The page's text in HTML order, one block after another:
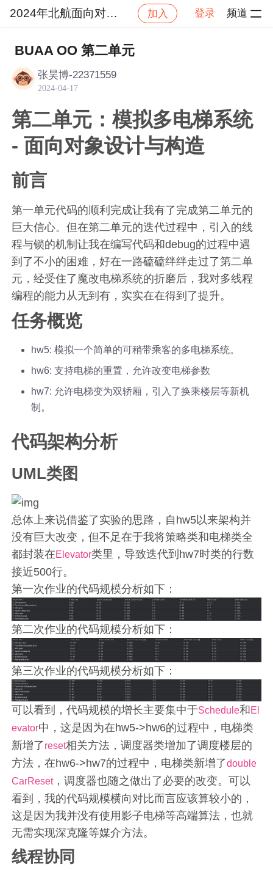
2024年北航面向对象设计与构造 加入 登录 频道
社区 2024年北航面向对象设计与构造
BUAA OO 第二单元
张昊博-22371559
2024-04-17
第二单元：模拟多电梯系统
- 面向对象设计与构造
前言
第一单元代码的顺利完成让我有了完成第二单元的
巨大信心。但在第二单元的迭代过程中，引入的线
程与锁的机制让我在编写代码和debug的过程中遇
到了不小的困难，好在一路磕磕绊绊走过了第二单
元，经受住了魔改电梯系统的折磨后，我对多线程
编程的能力从无到有，实实在在得到了提升。
任务概览
hw5: 模拟一个简单的可稍带乘客的多电梯系统。
hw6: 支持电梯的重置，允许改变电梯参数
hw7: 允许电梯变为双轿厢，引入了换乘楼层等新机
制。
代码架构分析
UML类图
总体上来说借鉴了实验的思路，自hw5以来架构并
没有巨大改变，但不足在于我将策略类和电梯类全
都封装在Elevator类里，导致迭代到hw7时类的行数
接近500行。
第一次作业的代码规模分析如下：
第二次作业的代码规模分析如下：
第三次作业的代码规模分析如下：
可以看到，代码规模的增长主要集中于Schedule和 El
evator中，这是因为在hw5->hw6的过程中，电梯类
新增了reset相关方法，调度器类增加了调度楼层的
方法，在hw6->hw7的过程中，电梯类新增了double
CarReset，调度器也随之做出了必要的改变。可以
看到，我的代码规模横向对比而言应该算较小的，
这是因为我并没有使用影子电梯等高端算法，也就
无需实现深克隆等媒介方法。
线程协同